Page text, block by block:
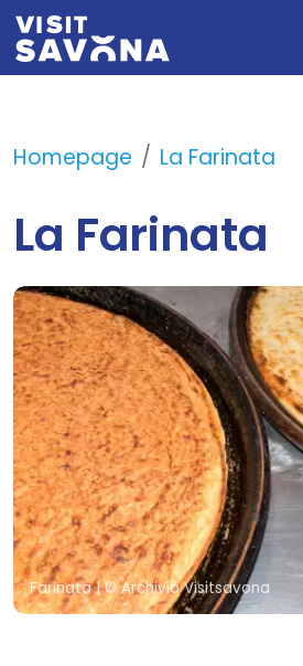
Homepage La Farinata
La Farinata
Farinata| © Archivio Visitsavona